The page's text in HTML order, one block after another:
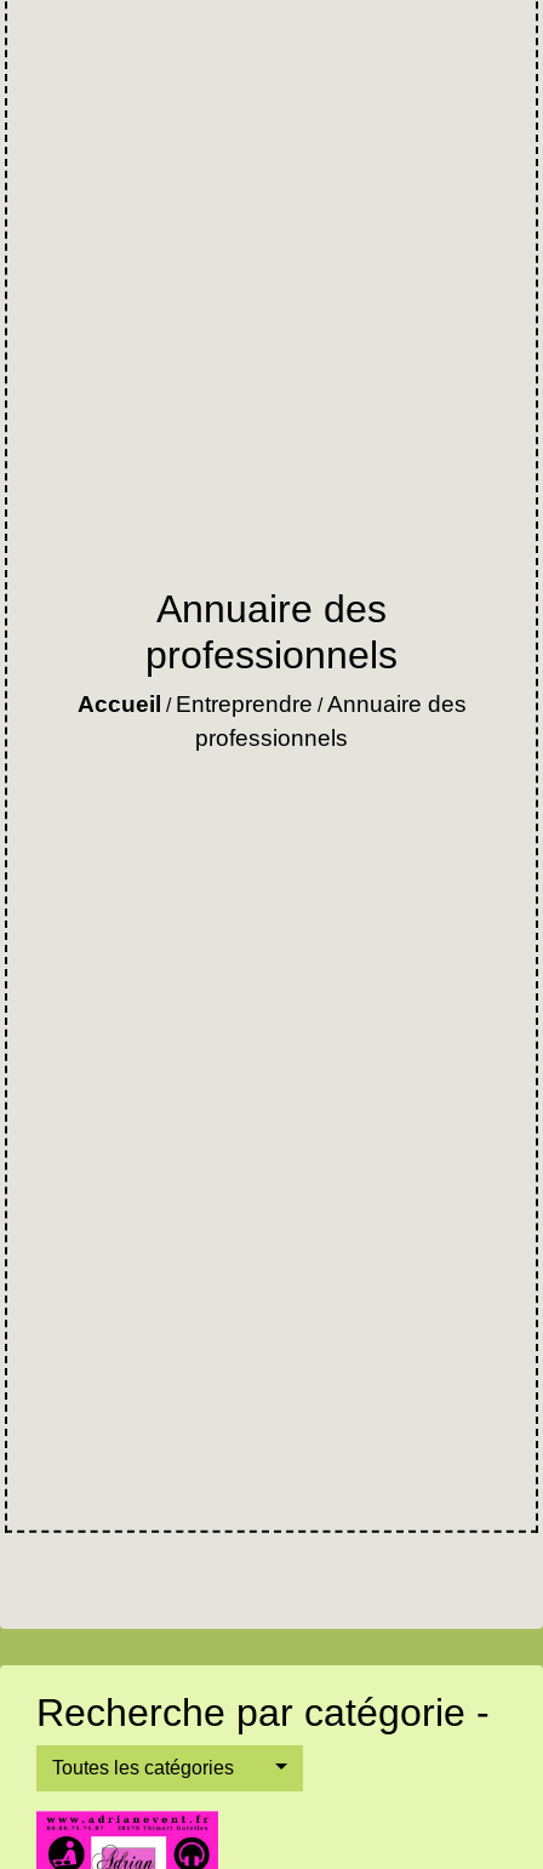
Annuaire des
professionnels
Accueil / Entreprendre /Annuaire des
professionnels
Recherche par catégorie -
Toutes les catégories